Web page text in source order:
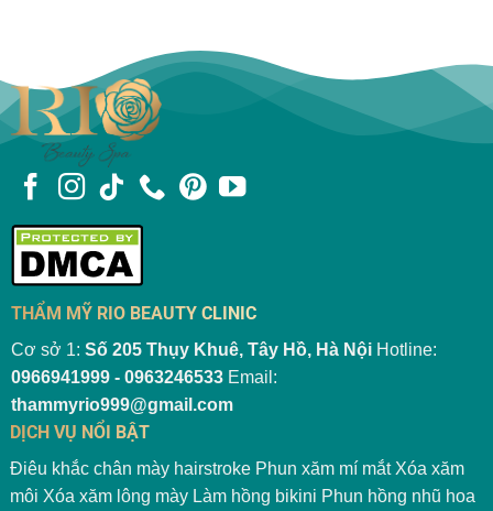
THẨM MỸ RIO BEAUTY CLINIC
Cơ sở 1: Số 205 Thụy Khuê, Tây Hồ, Hà NộiHotline:
0966941999 - 0963246533Email:
thammyrio999@gmail.com
DỊCH VỤ NỔI BẬT
Điêu khắc chân mày hairstroke Phun xăm mí mắt Xóa xăm
môi Xóa xăm lông mày Làm hồng bikini Phun hồng nhũ hoa